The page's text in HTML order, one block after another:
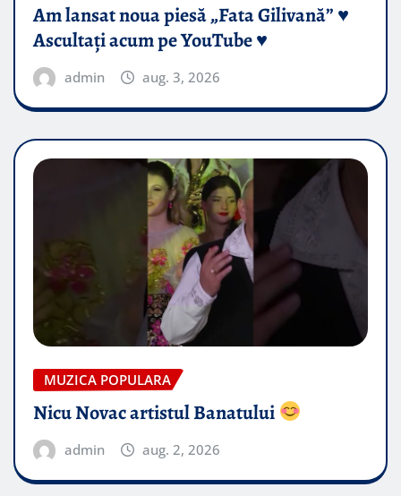
Am lansat noua piesă „Fata Gilivană” ♥️
Ascultați acum pe YouTube ♥️
admin aug. 3, 2026
MUZICA POPULARA
Nicu Novac artistul Banatului
admin aug. 2, 2026